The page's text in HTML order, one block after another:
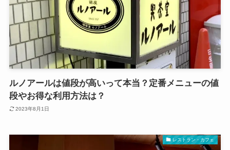
ルノアールは値段が高いって本当？定番メニューの値
段やお得な利用方法は？
2023年8月1日
レストラン・カフェ